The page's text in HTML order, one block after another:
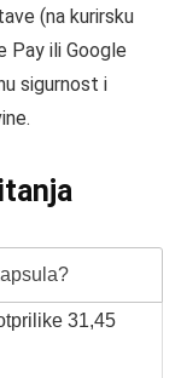
(na kurirsku
Pay ili Google
sigurnost i
31,45